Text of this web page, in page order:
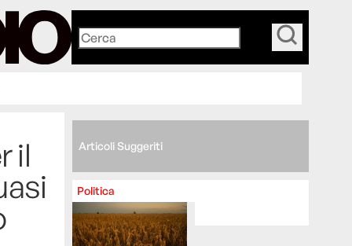
il
Articoli Suggeriti
Politica